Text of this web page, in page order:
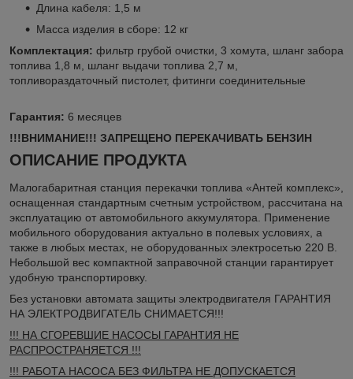
Длина кабеля: 1,5 м
Масса изделия в сборе: 12 кг
Комплектация: фильтр грубой очистки, 3 хомута, шланг забора
топлива 1,8 м, шланг выдачи топлива 2,7 м,
топливораздаточный пистолет, фитинги соединительные
Гарантия: 6 месяцев
!!!ВНИМАНИЕ!!! ЗАПРЕЩЕНО ПЕРЕКАЧИВАТЬ БЕНЗИН
ОПИСАНИЕ ПРОДУКТА
Малогабаритная станция перекачки топлива «Антей комплекс»,
оснащенная стандартным счетным устройством, рассчитана на
эксплуатацию от автомобильного аккумулятора. Применение
мобильного оборудования актуально в полевых условиях, а
также в любых местах, не оборудованных электросетью 220 В.
Небольшой вес компактной заправочной станции гарантирует
удобную транспортировку.
Без установки автомата защиты электродвигателя ГАРАНТИЯ
НА ЭЛЕКТРОДВИГАТЕЛЬ СНИМАЕТСЯ!!!
!!! НА СГОРЕВШИЕ НАСОСЫ ГАРАНТИЯ НЕ
РАСПРОСТРАНЯЕТСЯ !!!
!!! РАБОТА НАСОСА БЕЗ ФИЛЬТРА НЕ ДОПУСКАЕТСЯ